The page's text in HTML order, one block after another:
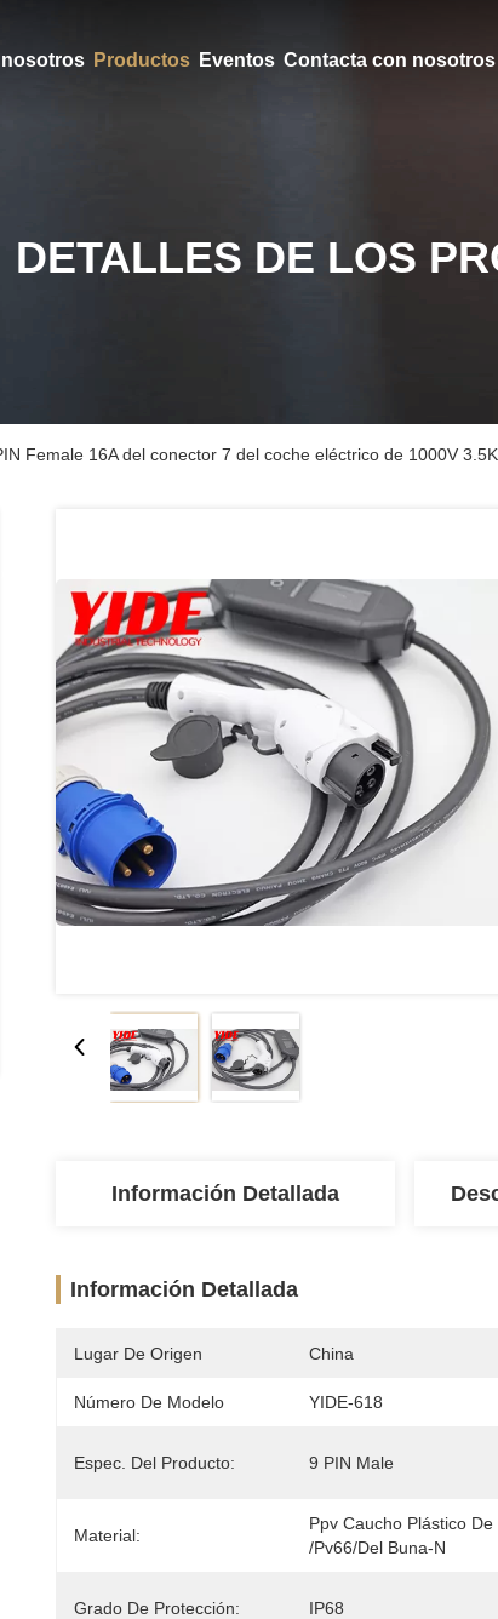
Productos Eventos Contacta con nosotros
DETALLES DE LOS
Female 16A del conector 7 del coche eléctrico de 1000V
Información Detallada
Información Detallada
Lugar De Origen China
Número De Modelo YIDE-618
Espec. Del Producto: 9 PIN Male
Material:
Ppv Caucho Plástico De
/pv66/del Buna-N
Grado De Protección: IP68